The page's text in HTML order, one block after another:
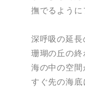
撫でるように
深呼吸の延長
珊瑚の丘の終
海の中の空間
すぐ先の海底